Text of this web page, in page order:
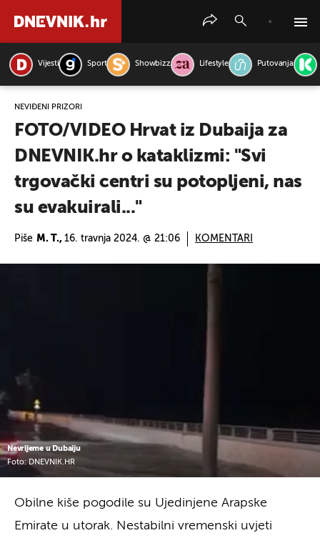
Vijesti Sport Showbizz Lifestyle Putovanja
NEVIĐENI PRIZORI
FOTO/VIDEO Hrvat iz Dubaija za
DNEVNIK.hr o kataklizmi: "Svi
trgovački centri su potopljeni, nas
su evakuirali..."
Piše M. T., 16. travnja 2024. @ 21:06 KOMENTARI
Nevrijeme u Dubaiju
Foto: DNEVNIK.HR
Obilne kiše pogodile su Ujedinjene Arapske
Emirate u utorak. Nestabilni vremenski uvjeti
PRETRAŽITE VIJESTI